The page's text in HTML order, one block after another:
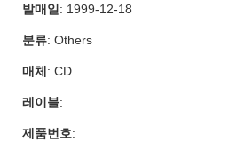
발매일 : 1999-12-18
분류: Others
매체 : CD
레이블:
제품번호: